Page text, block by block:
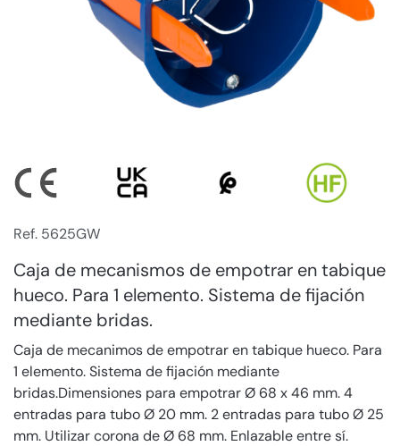
Ref. 5625GW
Caja de mecanismos de empotrar en tabique
hueco. Para 1 elemento. Sistema de fijación
mediante bridas.
Caja de mecanimos de empotrar en tabique hueco. Para
1 elemento. Sistema de fijación mediante
bridas.Dimensiones para empotrar Ø 68 x 46 mm. 4
entradas para tubo Ø 20 mm. 2 entradas para tubo Ø 25
mm. Utilizar corona de Ø 68 mm. Enlazable entre sí.